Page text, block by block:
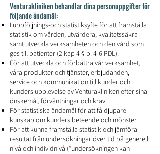
Venturakliniken behandlar dina personuppgifter för
följande ändamål:
I uppföljnings-och statistiksyfte för att framställa
statistik om vården, utvärdera, kvalitetssäkra
samt utveckla verksamheten och den vård som
ges till patienter (2 kap 4 § p. 4-6 PDL).
För att utveckla och förbättra vår verksamhet,
våra produkter och tjänster, erbjudanden,
service och kommunikation till kunder och
kunders upplevelse av Venturakliniken efter sina
önskemål, förväntningar och krav.
För statistiska ändamål för att få djupare
kunskap om kunders beteende och mönster.
För att kunna framställa statistik och jämföra
resultat från undersökningar över tid på generell
nivå och individnivå (”undersökningen kan